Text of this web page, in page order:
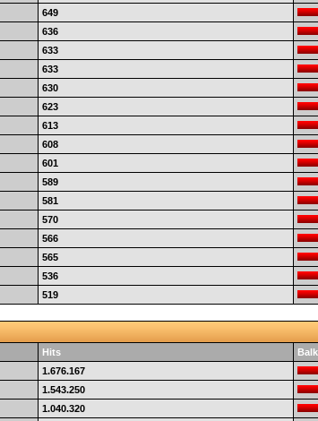
649
636
633
633
630
623
613
608
601
589
581
570
566
565
536
519
Hits
1.676.167
1.543.250
1.040.320